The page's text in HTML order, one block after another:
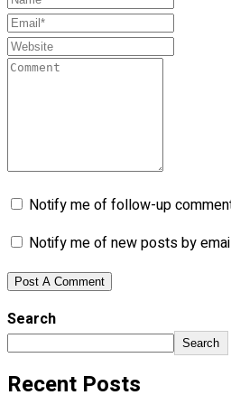
Notify me of follow-up
Notify me of new posts by
Search
Search
Recent Posts